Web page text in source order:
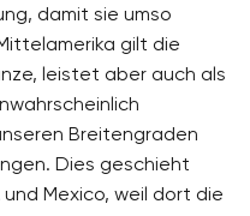
damit sie umso
gilt die
leistet aber auch als
Breitengraden
Dies geschieht
Mexico, weil dort die